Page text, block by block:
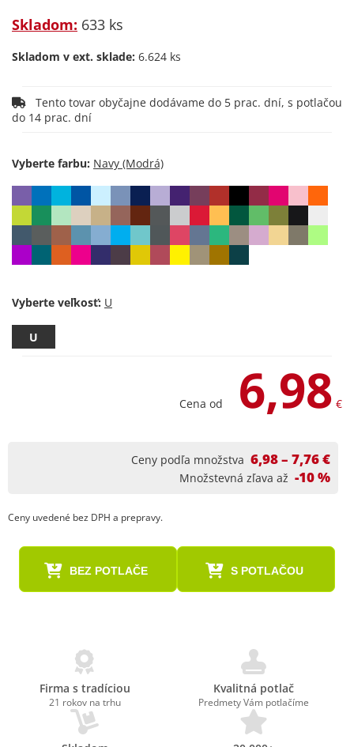
Skladom: 633 ks
Skladom v ext. sklade: 6.624 ks
do 14 prac. dní
Vyberte farbu:
Vyberte veľkosť:
U
Cena od 6,98 €
Ceny podľa množstva 6,98 – 7,76 €
Množstevná zľava až -10 %
Ceny uvedené bez DPH a prepravy.
BEZ POTLAČE S POTLAČOU
Firma s tradíciou
21 rokov na trhu
Kvalitná potlač
Predmety Vám potlačíme